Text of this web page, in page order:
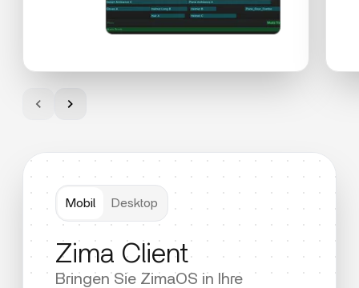
Mobil Desktop
Zima Client
Bringen Sie ZimaOS in Ihre